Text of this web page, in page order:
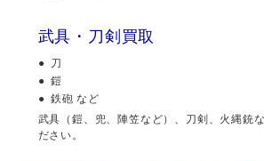
武具・刀剣買取
刀
鎧
鉄砲 など
武具（鎧、兜、陣笠など）、刀剣、火縄銃
ださい。